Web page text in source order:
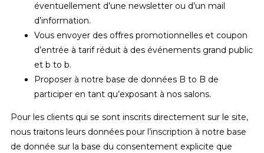
éventuellement d’une newsletter ou d’un mail
d’information.
Vous envoyer des offres promotionnelles et coupon
d’entrée à tarif réduit à des événements grand public
et b to b.
Proposer à notre base de données B to B de
participer en tant qu’exposant à nos salons.
Pour les clients qui se sont inscrits directement sur le site,
nous traitons leurs données pour l’inscription à notre base
de donnée sur la base du consentement explicite que